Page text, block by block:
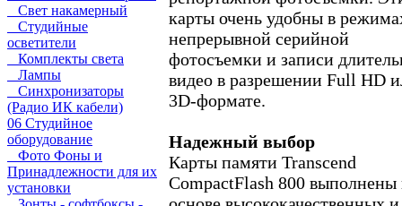
Свет накамерный
Студийные
осветители
Комплекты света
Лампы
Синхронизаторы
(Радио ИК кабели)
06 Студийное
оборудование
Фото Фоны и
Принадлежности для их
установки
карты очень удобны в
непрерывной серийной
фотосъемки и записи
видео в разрешении Full HD
3D-формате.
Надежный выбор
Карты памяти Transcend
CompactFlash 800 выполнены